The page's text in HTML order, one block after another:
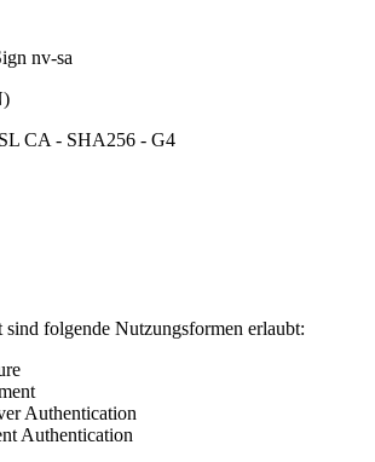
nv-sa
CA - SHA256 - G4
folgende Nutzungsformen erlaubt:
Authentication
Authentication